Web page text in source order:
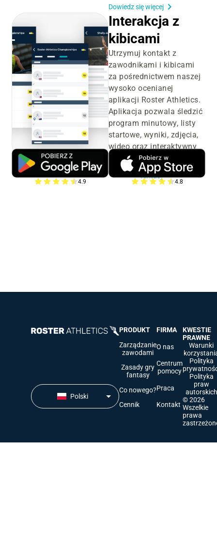
Dowiedz się więcej
Interakcja z
kibicami
Utrzymuj kontakt z
zawodnikami i kibicami
za pośrednictwem naszej
wysoko ocenianej
aplikacji Roster Athletics.
Aplikacja pozwala śledzić
program minutowy, listy
startowe, wyniki, zdjęcia,
wideo oraz interaktywny
kanał z komentarzami.
Dowiedz się więcej o grze
fantasy
4.9 4.8
Polski
PRODUKT
Zarządzanie
zawodami
Zasady gry
fantasy
Co nowego?
Cennik
FIRMA
O nas
Centrum
pomocy
Praca
Kontakt
KWESTIE
PRAWNE
Warunki
Polityka
Polityka
praw
autorskich
© 2026
Wszelkie
prawa